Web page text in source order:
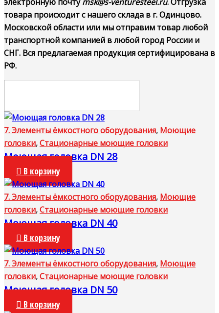
товара происходит с нашего склада в г. Одинцово.
Московской области или мы отправим товар любой
транспортной компанией в любой город России и
СНГ. Вся предлагаемая продукция сертифицирована в
РФ.
7. Элементы ёмкостного оборудования, Моющие
головки,Стационарные моющие головки
Моющая головка DN 28
В корзину
7. Элементы ёмкостного оборудования, Моющие
головки,Стационарные моющие головки
Моющая головка DN 40
В корзину
7. Элементы ёмкостного оборудования, Моющие
головки,Стационарные моющие головки
Моющая головка DN 50
В корзину